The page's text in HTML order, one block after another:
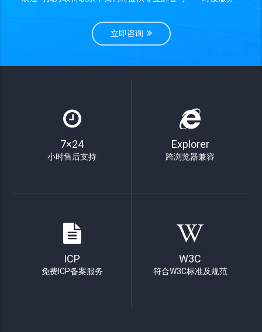
立即咨询
7×24
小时售后支持
Explorer
跨浏览器兼容
ICP
免费ICP备案服务
W3C
符合W3C标准及规范